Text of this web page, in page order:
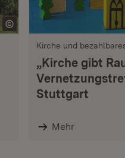
Kirche und
„Kirche gibt
Stuttgart
Mehr